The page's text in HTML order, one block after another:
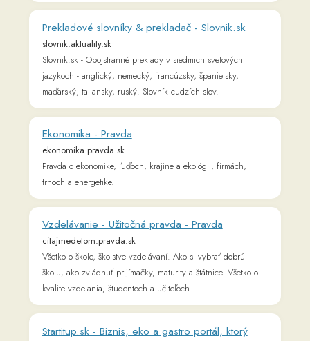
citajmedetom.pravda.sk
Všetko o škole, školstve vzdelávaní. Ako si vybrať dobrú
školu, ako zvládnuť prijímačky, maturity a štátnice. Všetko o
kvalite vzdelania, študentoch a učiteľoch.
Startitup.sk - Biznis, eko a gastro portál, ktorý
posúva Slovensko vpred
www.startitup.sk
Startitup.sk - Portál o biznise, technológiách a štartovacia čiara
pre množstvo mladých ľudí
Recepty.sk | Jednoduchá príprava najlepších
recepty.aktuality.sk
Priprav si ten najlepší recept s našou pomocou. Online
receptár plný delikátnych receptov na RECEPTY.sk. Nechaj sa
inšpirovať a vyber si zo širokej ponuky receptov
Žena.Pravda.sk - magazín pre ženy o láske,
zena.pravda.sk